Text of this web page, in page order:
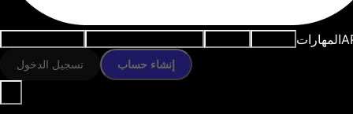
المهارات
تسجيل الدخول إنشاء حساب